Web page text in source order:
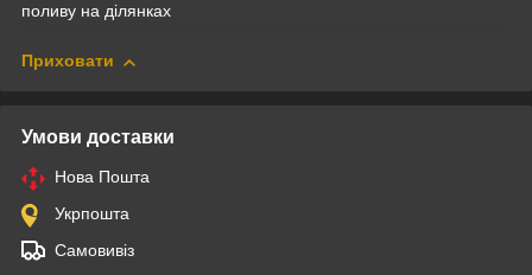
поливу на ділянках
Приховати
Умови доставки
Нова Пошта
Укрпошта
Самовивіз